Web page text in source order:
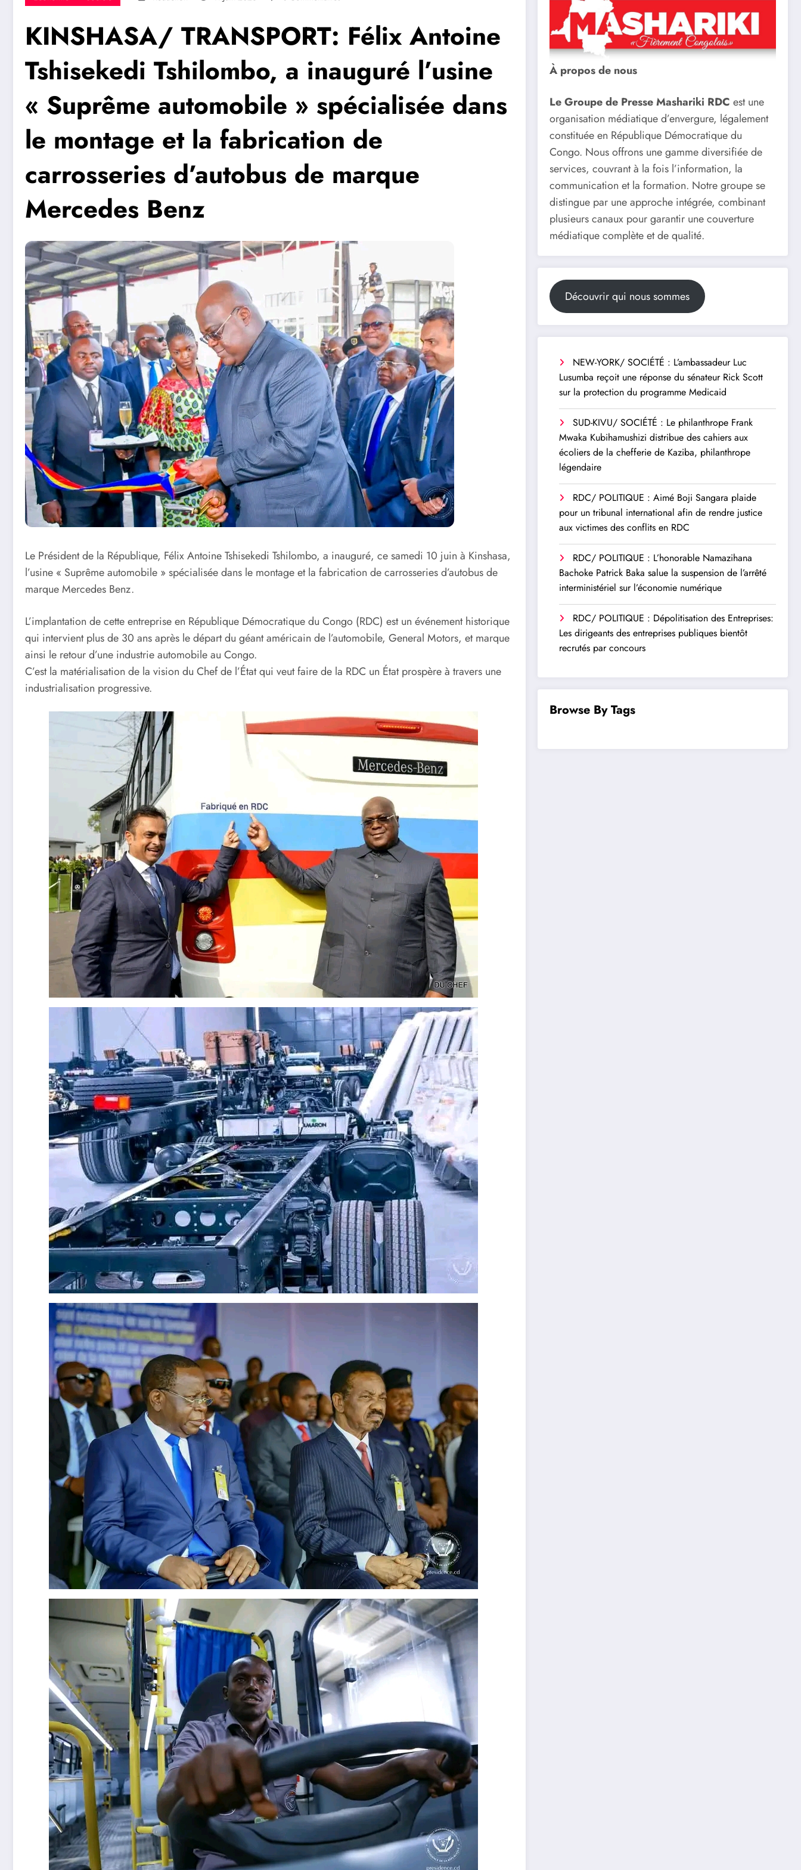
KINSHASA/ TRANSPORT: Félix Antoine
Tshisekedi Tshilombo, a inauguré l’usine
« Suprême automobile » spécialisée dans
le montage et la fabrication de
carrosseries d’autobus de marque
Mercedes Benz
Le Président de la République, Félix Antoine Tshisekedi Tshilombo, a inauguré, ce samedi 10 juin à Kinshasa,
l’usine « Suprême automobile » spécialisée dans le montage et la fabrication de carrosseries d’autobus de
marque Mercedes Benz.
L’implantation de cette entreprise en République Démocratique du Congo (RDC) est un événement historique
qui intervient plus de 30 ans après le départ du géant américain de l’automobile, General Motors, et marque
ainsi le retour d’une industrie automobile au Congo.
C’est la matérialisation de la vision du Chef de l’État qui veut faire de la RDC un État prospère à travers une
industrialisation progressive.
À propos de nous
Le Groupe de Presse Mashariki RDC est une
organisation médiatique d’envergure, légalement
constituée en République Démocratique du
Congo. Nous offrons une gamme diversifiée de
services, couvrant à la fois l’information, la
communication et la formation. Notre groupe se
distingue par une approche intégrée, combinant
plusieurs canaux pour garantir une couverture
médiatique complète et de qualité.
Découvrir qui nous sommes
NEW-YORK/ SOCIÉTÉ : L’ambassadeur Luc
Lusumba reçoit une réponse du sénateur Rick Scott
sur la protection du programme Medicaid
SUD-KIVU/ SOCIÉTÉ : Le philanthrope Frank
Mwaka Kubihamushizi distribue des cahiers aux
écoliers de la chefferie de Kaziba, philanthrope
légendaire
RDC/ POLITIQUE : Aimé Boji Sangara plaide
pour un tribunal international afin de rendre justice
aux victimes des conflits en RDC
RDC/ POLITIQUE : L’honorable Namazihana
Bachoke Patrick Baka salue la suspension de l’arrêté
interministériel sur l’économie numérique
RDC/ POLITIQUE : Dépolitisation des Entreprises:
Les dirigeants des entreprises publiques bientôt
recrutés par concours
Browse By Tags